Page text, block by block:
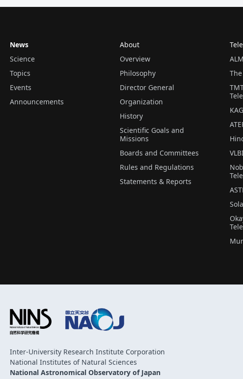
News
Science
Topics
Events
Announcements
About
Overview
Philosophy
Director General
Organization
History
Scientific Goals and
Missions
Boards and Committees
Rules and Regulations
Statements & Reports
Inter-University Research Institute Corporation
National Institutes of Natural Sciences
National Astronomical Observatory of Japan